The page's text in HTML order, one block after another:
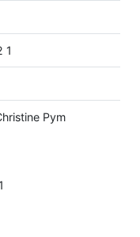
1
Pym